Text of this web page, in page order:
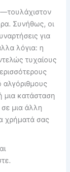
Συνήθως, οι
για
λόγια: η
τυχαίους
μια κατάσταση
μια άλλη
χρήματά σας